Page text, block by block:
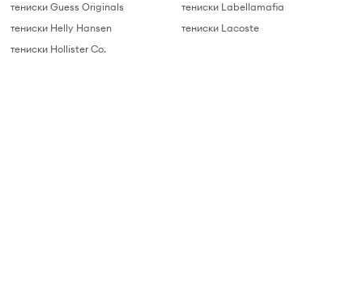
тениски Guess Originals
тениски Helly Hansen
тениски Hollister Co.
тениски Labellamafia
тениски Lacoste